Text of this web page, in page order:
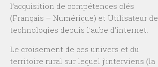
l’acquisition de compétences clés
(Français – Numérique) et Utilisateur de
technologies depuis l’aube d’internet.
Le croisement de ces univers et du
territoire rural sur lequel j’interviens (la